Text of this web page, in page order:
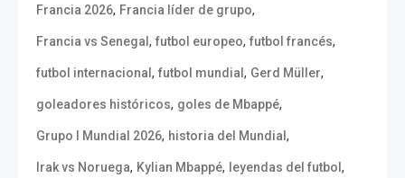
Francia 2026, Francia líder de grupo,
Francia vs Senegal , futbol europeo, futbol francés,
futbol internacional , futbol mundial , Gerd Müller,
goleadores históricos, goles de Mbappé,
Grupo I Mundial 2026, historia del Mundial ,
Irak vs Noruega, Kylian Mbappé, leyendas del futbol ,